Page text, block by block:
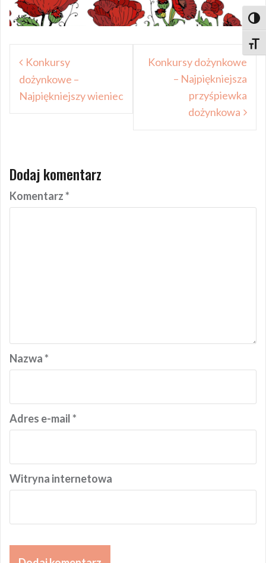
Nawigacja
wpisu
Konkursy
dożynkowe –
Najpiękniejszy wieniec
Konkursy dożynkowe
– Najpiękniejsza
przyśpiewka
dożynkowa
Dodaj komentarz
Komentarz*
Nazwa*
Adres e-mail*
Witryna internetowa